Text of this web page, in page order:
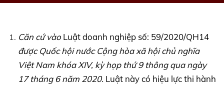
Căn cứ vào Luật doanh nghiệp số: 59/2020/QH14
được Quốc hội nước Cộng hòa xã hội chủ nghĩa
Việt Nam khóaXIV, kỳ họp thứ 9 thông qua ngày
17 tháng 6 năm 2020.Luật này có hiệu lực thi hành